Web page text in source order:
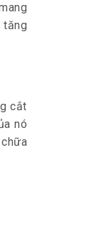
tăng
cắt
nó